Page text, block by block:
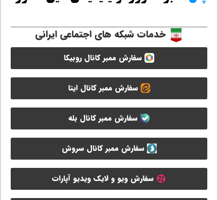
خدمات شبکه های اجتماعی ایرانی
سفارش ممبر کانال روبیکا
سفارش ممبر کانال ایتا
سفارش ممبر کانال بله
سفارش ممبر کانال سروش
سفارش ویو و لایک ویدیو آپارات